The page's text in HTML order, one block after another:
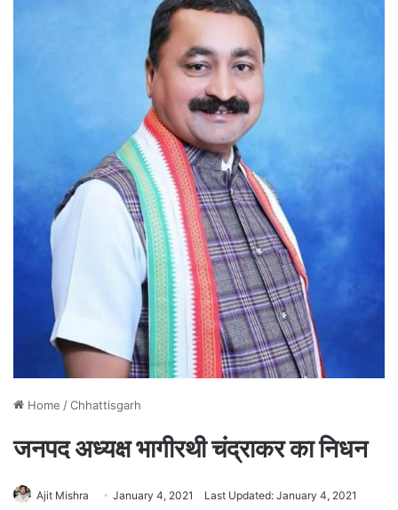
Home /Chhattisgarh
जनपद अध्यक्ष भागीरथी चंद्राकर का निधन
Ajit Mishra January 4, 2021 Last Updated: January 4, 2021